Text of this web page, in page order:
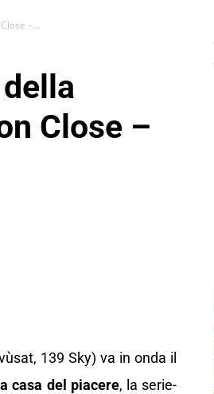
–...
Close –
139 Sky) va in onda il
casa del piacere, la serie-